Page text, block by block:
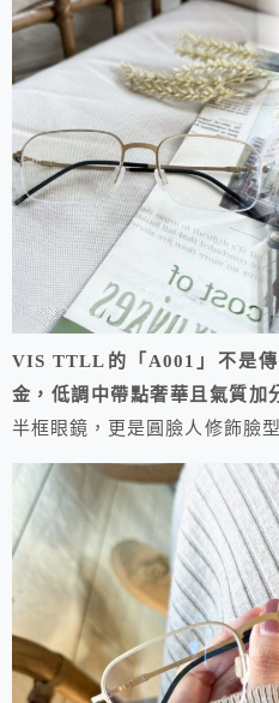
VIS TTLL的「A001」不是
金，低調中帶點奢華且氣質加
半框眼鏡，更是圓臉人修飾臉